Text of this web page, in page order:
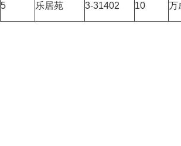
5 乐居苑 3-31402 10 万